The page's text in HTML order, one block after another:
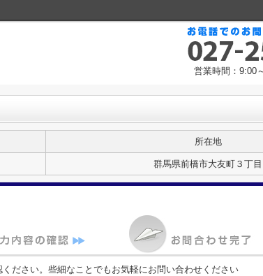
営業時間：9:00
所在地
群馬県前橋市大友町３丁目
ださい。些細なことでもお気軽にお問い合わせください